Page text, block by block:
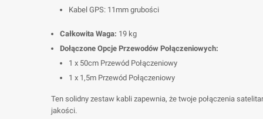
Kabel GPS: 11mm grubości
Całkowita Waga: 19 kg
Dołączone Opcje Przewodów Połączeniowych:
1 x 50cm Przewód Połączeniowy
1 x 1,5m Przewód Połączeniowy
Ten solidny zestaw kabli zapewnia, że twoje połączenia
jakości.